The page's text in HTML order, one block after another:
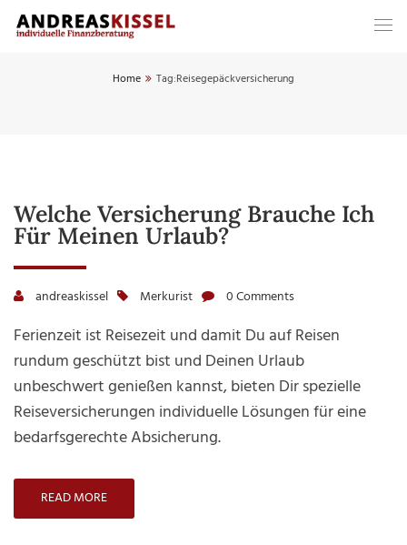
Home Tag:Reisegepäckversicherung
Welche Versicherung Brauche Ich
Für Meinen Urlaub?
andreaskissel Merkurist 0 Comments
Ferienzeit ist Reisezeit und damit Du auf Reisen
rundum geschützt bist und Deinen Urlaub
unbeschwert genießen kannst, bieten Dir spezielle
Reiseversicherungen individuelle Lösungen für eine
bedarfsgerechte Absicherung.
READ MORE